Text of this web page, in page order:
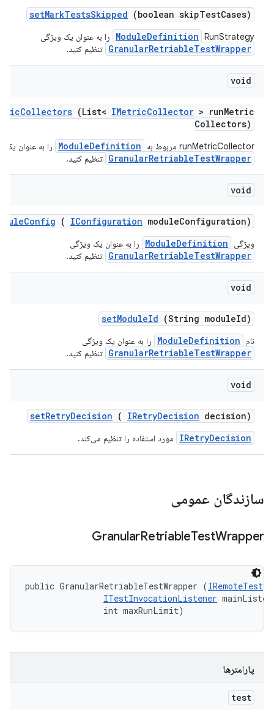
setMarkTestsSkipped (boolean skipTestCases)
ModuleDefinition RunStrategy را به عنوان یک ویژگی
GranularRetriableTestWrapper تنظیم کنید.
void
Collectors (List< IMetricCollector > runMetric
Collectors)
runMetricCollector مربوط به ModuleDefinition را به عنوان یک
GranularRetriableTestWrapper تنظیم کنید.
void
Config ( IConfiguration moduleConfiguration)
ویژگی ModuleDefinition را به عنوان یک ویژگی
GranularRetriableTestWrapper تنظیم کنید.
void
setModuleId (String moduleId)
نام ModuleDefinition را به عنوان یک ویژگی
GranularRetriableTestWrapper تنظیم کنید.
void
setRetryDecision ( IRetryDecision decision)
IRetryDecision
مورد استفاده را تنظیم می‌کند.
سازندگان عمومی
GranularRetriableTestWrapper
public GranularRetriableTestWrapper (IRemoteTest
ITestInvocationListener
                int maxRunLimit)
پارامترها
test